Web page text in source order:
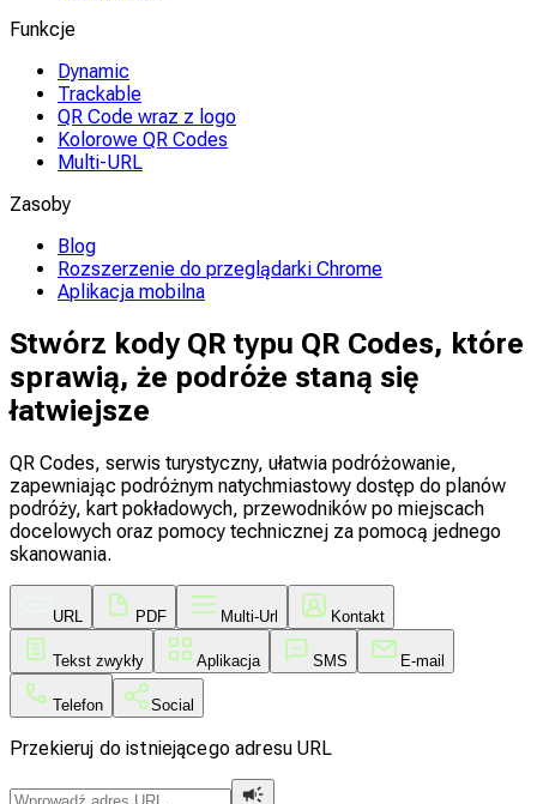
Funkcje
Dynamic
Trackable
QR Code wraz z logo
Kolorowe QR Codes
Multi-URL
Zasoby
Blog
Rozszerzenie do przeglądarki Chrome
Aplikacja mobilna
Stwórz kody QR typu QR Codes, które
sprawią, że podróże staną się
łatwiejsze
QR Codes, serwis turystyczny, ułatwia podróżowanie,
zapewniając podróżnym natychmiastowy dostęp do planów
podróży, kart pokładowych, przewodników po miejscach
docelowych oraz pomocy technicznej za pomocą jednego
skanowania.
URL PDF Multi-Url Kontakt
Tekst zwykły Aplikacja SMS E-mail
Telefon Social
Przekieruj do istniejącego adresu URL